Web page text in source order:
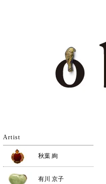
Artist
秋葉 絢
有川 京子